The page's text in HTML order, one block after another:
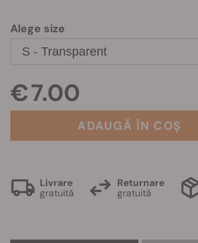
Alege size
€ 7.00
ADAUGĂ ÎN COȘ
Livrare
gratuită
Returnare
gratuită